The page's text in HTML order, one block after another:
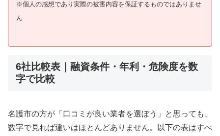
※個人の感想であり実際の被害内容を保証するものではありませ
ん
6社比較表｜融資条件・年利・危険度を数
字で比較
名護市の方が「口コミが良い業者を選ぼう」と思っても、
数字で見れば違いはほとんどありません。以下の表はすべ